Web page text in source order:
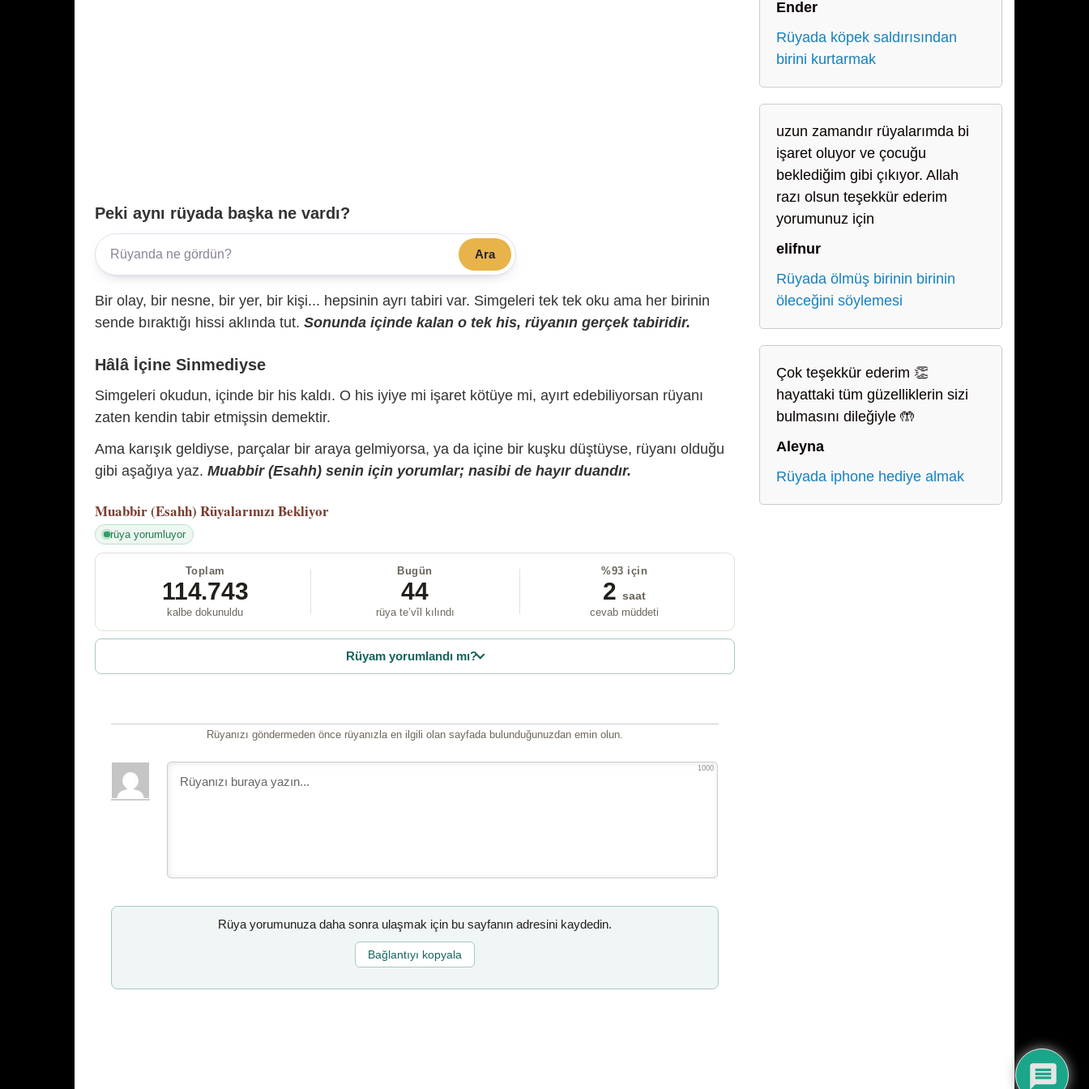
Peki aynı rüyada başka ne vardı?
Ara
Bir olay, bir nesne, bir yer, bir kişi... hepsinin ayrı tabiri var. Simgeleri tek tek oku ama her birinin
sende bıraktığı hissi aklında tut. Sonunda içinde kalan o tek his, rüyanın gerçek tabiridir.
Hâlâ İçine Sinmediyse
Simgeleri okudun, içinde bir his kaldı. O his iyiye mi işaret kötüye mi, ayırt edebiliyorsan rüyanı
zaten kendin tabir etmişsin demektir.
Ama karışık geldiyse, parçalar bir araya gelmiyorsa, ya da içine bir kuşku düştüyse, rüyanı olduğu
gibi aşağıya yaz. Muabbir (Esahh) senin için yorumlar; nasibi de hayır duandır.
Muabbir (Esahh) Rüyalarınızı Bekliyor
rüya yorumluyor
Toplam
114.743
kalbe dokunuldu
Bugün
44
rüya te’vîl kılındı
%93 için
2 saat
cevab müddeti
Rüyam yorumlandı mı?
Rüyanızı göndermeden önce rüyanızla en ilgili olan sayfada bulunduğunuzdan emin olun.
1000
Rüya yorumunuza daha sonra ulaşmak için bu sayfanın adresini kaydedin.
Bağlantıyı kopyala
Ender
Rüyada köpek saldırısından
birini kurtarmak
uzun zamandır rüyalarımda bi
işaret oluyor ve çocuğu
beklediğim gibi çıkıyor. Allah
razı olsun teşekkür ederim
yorumunuz için
elifnur
Rüyada ölmüş birinin birinin
öleceğini söylemesi
Çok teşekkür ederim 👏
hayattaki tüm güzelliklerin sizi
bulmasını dileğiyle 🤲
Aleyna
Rüyada iphone hediye almak